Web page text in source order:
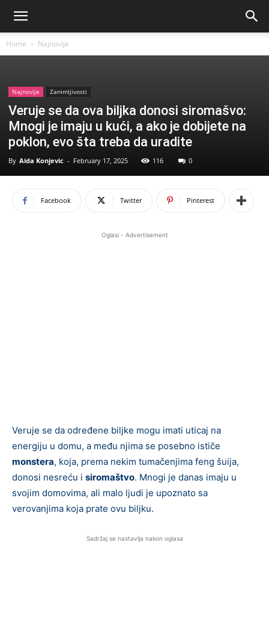
Home Najnovije
Najnovije Zanimljivosti
Veruje se da ova biljka donosi siromašvo:
Mnogi je imaju u kući, a ako je dobijete na
poklon, evo šta treba da uradite
By Aida Konjevic - February 17, 2025 116 0
Facebook Twitter Pinterest
Oglasi - Advertisement
Veruje se da određene biljke mogu imati uticaj na
energiju u domu, a među njima se posebno ističe
monstera, koja, prema nekim tumačenjima feng šuija,
donosi nesreću i siromaštvo. Mnogi je danas imaju u
svojim domovima, ali malo ljudi je upoznato sa
verovanjima koja prate ovu biljku.
Sadržaj se nastavlja nakon oglasa